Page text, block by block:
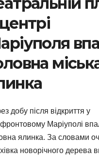
добу після відкриття у
Маріуполі
ялинка. За словами
новорічного дерева